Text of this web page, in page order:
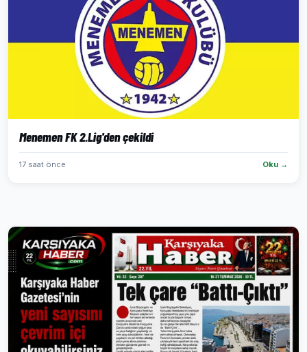
Menemen FK 2.Lig'den çekildi
17 saat önce Oku →